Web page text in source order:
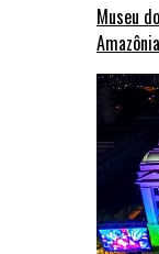
Museu
Amazônia